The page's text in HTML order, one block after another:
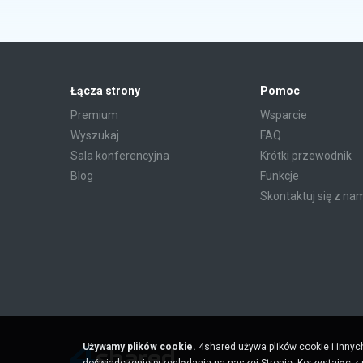
Łącza strony
Premium
Wyszukaj
Sala konferencyjna
Blog
Pomoc
Wsparcie
FAQ
Krótki przewodnik
Funkcje
Skontaktuj się z
Używamy plików cookie. 4shared używa plików cookie i